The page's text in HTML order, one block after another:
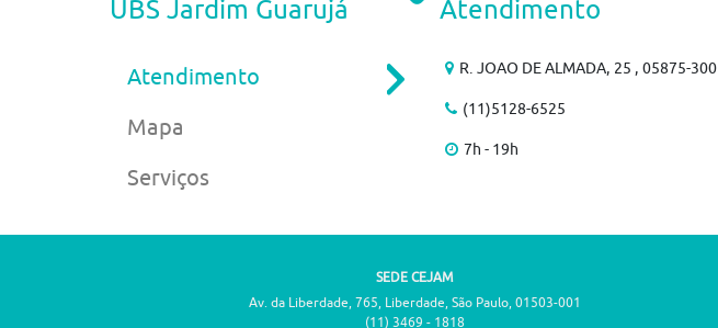
UBS Jardim Guarujá
Atendimento
Mapa
Serviços
Atendimento
R. JOAO DE ALMADA, 25 , 05875-300
(11)5128-6525
7h - 19h
SEDE CEJAM
Av. da Liberdade, 765, Liberdade, São Paulo, 01503-001
(11) 3469 - 1818